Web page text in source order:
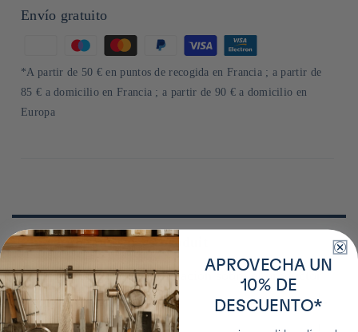
Envío gratuito
de
pago
*A partir de 50 € en puntos de recogida en Francia ; a partir de
85 € a domicilio en Francia ; a partir de 90 € a domicilio en
Europa
Plus de détails sur ce produit
Obtenga más información sobre el productor
Mitsui Seito, fondée suite à la fusion de Mitsui Sugar et
APROVECHA UN
10% DE
DESCUENTO*